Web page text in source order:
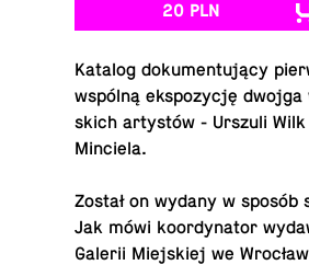
20 PLN
Katalog do­ku­men­tu­ją­cy
wspólną eks­po­zy­cję dwojga
skich ar­ty­stów - Urszuli Wilk
Minciela.
Został on wydany w sposób
Jak mówi ko­or­dy­na­tor
Galerii Miej­skiej we